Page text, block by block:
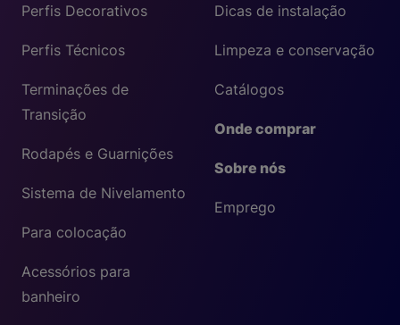
Dicas de instalação
Limpeza e conservação
Catálogos
Onde comprar
Sobre nós
Emprego
Perfis Decorativos
Perfis Técnicos
Terminações de
Transição
Rodapés e Guarnições
Sistema de Nivelamento
Para colocação
Acessórios para
banheiro